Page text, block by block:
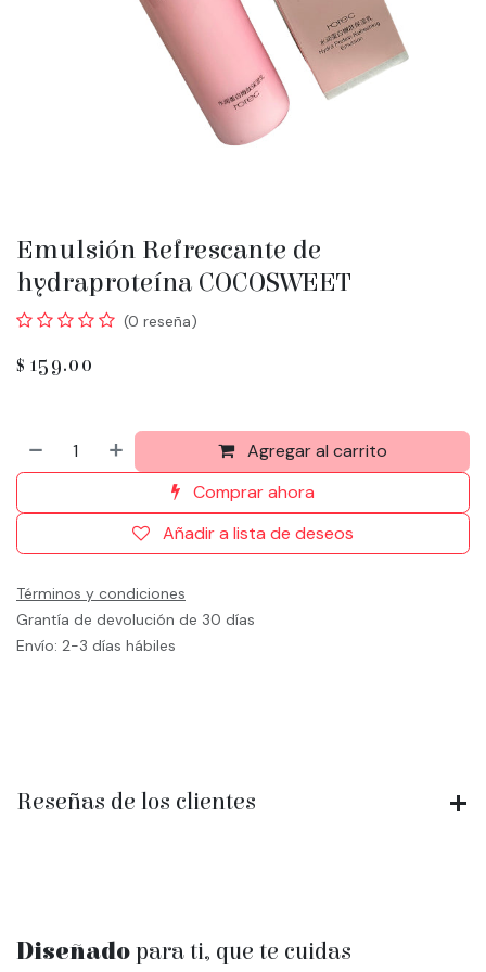
Emulsión Refrescante de
hydraproteína COCOSWEET
(0 reseña)
$ 159.00
Agregar al carrito
Comprar ahora
Añadir a lista de deseos
Términos y condiciones
Grantía de devolución de 30 días
Envío: 2-3 días hábiles
Reseñas de los clientes
Diseñado para ti, que te cuidas